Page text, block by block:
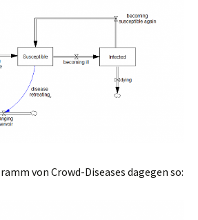
von Crowd-Diseases dagegen so: